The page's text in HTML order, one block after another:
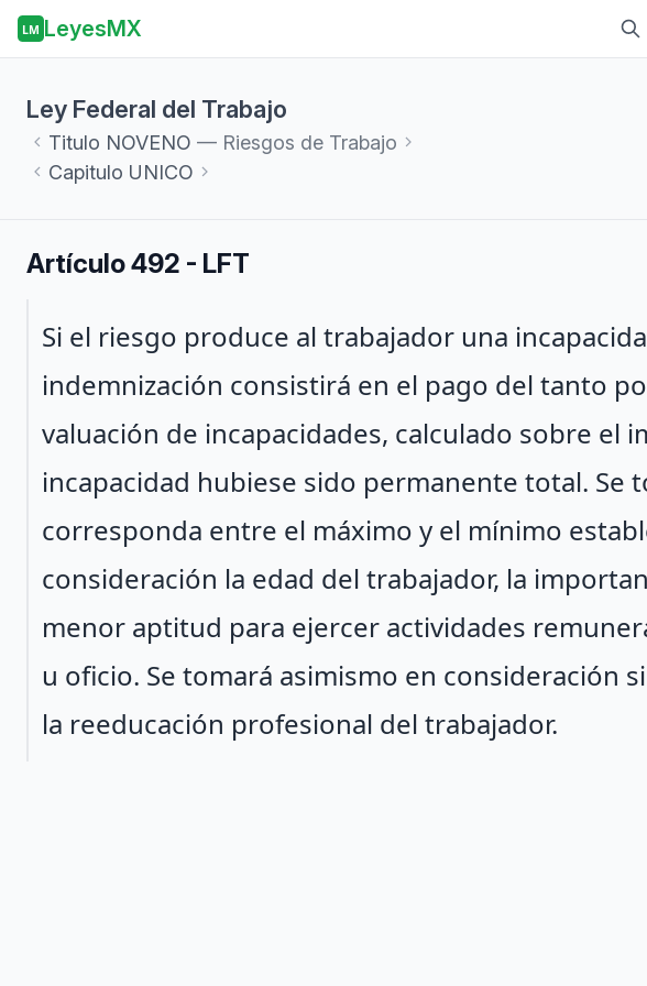
LM LeyesMX
Ley Federal del Trabajo
Titulo NOVENO — Riesgos de Trabajo
Capitulo UNICO
Artículo 492 - LFT
Párrafo 1
Si el riesgo produce al trabajador una
indemnización consistirá en el pago del tanto
valuación de incapacidades, calculado sobre el
incapacidad hubiese sido permanente total. Se
corresponda entre el máximo y el mínimo
consideración la edad del trabajador, la
menor aptitud para ejercer actividades
u oficio. Se tomará asimismo en consideración
la reeducación profesional del trabajador.